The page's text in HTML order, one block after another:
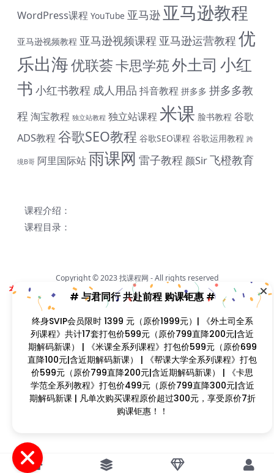
WordPress课程 YouTube 亚马逊 亚马逊教程
亚马逊视频教程 亚马逊视频课程 亚马逊运营教程 优
乐出海优联荟卡思学苑外土司 小红
书 小红书教程 成人用品 抖音教程 拼多多 拼多多教
程 淘宝教程 独立站教程 独立站课程米课 脸书教程 谷歌
ADS教程谷歌SEO教程 谷歌SEO课程 谷歌运用教程 跨
境B哥 阿里国际站雨课网 雷子教程 颜Sir飞橙教育
课程介绍：
课程目录：
Copyright © 2023找课程网 - All rights reserved
本站支持课程资源互换，优质课程资源互换请联系微信在线客服：zkcw598 (备
注：课程互换)
闽ICP备2022077749号
首页 分类 会员 我的
系列课程》共计17套打包价599元（原价799直降200元|
含近期解码新课） | 《米课全系列课程》打包价599元
799直降300元|含近期解码新课 | 凡单次购买课程原价超
过300元，享受原价7折购课钜惠！！